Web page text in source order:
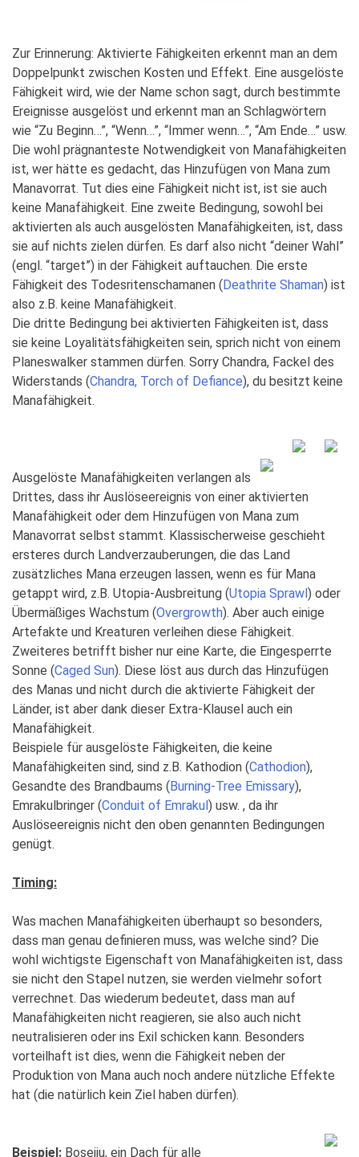
Zur Erinnerung: Aktivierte Fähigkeiten erkennt man an dem
Doppelpunkt zwischen Kosten und Effekt. Eine ausgelöste
Fähigkeit wird, wie der Name schon sagt, durch bestimmte
Ereignisse ausgelöst und erkennt man an Schlagwörtern
wie “Zu Beginn…”, “Wenn…”, “Immer wenn…”, “Am Ende…” usw.
Die wohl prägnanteste Notwendigkeit von Manafähigkeiten
ist, wer hätte es gedacht, das Hinzufügen von Mana zum
Manavorrat. Tut dies eine Fähigkeit nicht ist, ist sie auch
keine Manafähigkeit. Eine zweite Bedingung, sowohl bei
aktivierten als auch ausgelösten Manafähigkeiten, ist, dass
sie auf nichts zielen dürfen. Es darf also nicht “deiner Wahl”
(engl. “target”) in der Fähigkeit auftauchen. Die erste
Fähigkeit des Todesritenschamanen (Deathrite Shaman) ist
also z.B. keine Manafähigkeit.
Die dritte Bedingung bei aktivierten Fähigkeiten ist, dass
sie keine Loyalitätsfähigkeiten sein, sprich nicht von einem
Planeswalker stammen dürfen. Sorry Chandra, Fackel des
Widerstands (Chandra, Torch of Defiance), du besitzt keine
Manafähigkeit.
Ausgelöste Manafähigkeiten verlangen als
Drittes, dass ihr Auslöseereignis von einer aktivierten
Manafähigkeit oder dem Hinzufügen von Mana zum
Manavorrat selbst stammt. Klassischerweise geschieht
ersteres durch Landverzauberungen, die das Land
zusätzliches Mana erzeugen lassen, wenn es für Mana
getappt wird, z.B. Utopia-Ausbreitung (Utopia Sprawl) oder
Übermäßiges Wachstum (Overgrowth). Aber auch einige
Artefakte und Kreaturen verleihen diese Fähigkeit.
Zweiteres betrifft bisher nur eine Karte, die Eingesperrte
Sonne (Caged Sun). Diese löst aus durch das Hinzufügen
des Manas und nicht durch die aktivierte Fähigkeit der
Länder, ist aber dank dieser Extra-Klausel auch ein
Manafähigkeit.
Beispiele für ausgelöste Fähigkeiten, die keine
Manafähigkeiten sind, sind z.B. Kathodion (Cathodion),
Gesandte des Brandbaums (Burning-Tree Emissary),
Emrakulbringer (Conduit of Emrakul) usw. , da ihr
Auslöseereignis nicht den oben genannten Bedingungen
genügt.
Timing:
Was machen Manafähigkeiten überhaupt so besonders,
dass man genau definieren muss, was welche sind? Die
wohl wichtigste Eigenschaft von Manafähigkeiten ist, dass
sie nicht den Stapel nutzen, sie werden vielmehr sofort
verrechnet. Das wiederum bedeutet, dass man auf
Manafähigkeiten nicht reagieren, sie also auch nicht
neutralisieren oder ins Exil schicken kann. Besonders
vorteilhaft ist dies, wenn die Fähigkeit neben der
Produktion von Mana auch noch andere nützliche Effekte
hat (die natürlich kein Ziel haben dürfen).
Beispiel: Boseiju, ein Dach für alle